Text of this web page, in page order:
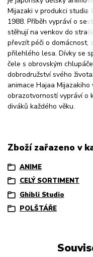
Mijazaki v produkci studia
1988. Příběh vypráví o
stěhují na venkov do
převzít péči o domácnost,
přilehlého lesa. Dívky se
čele s obrovským
dobrodružství svého
animace Hajaa
obrazotvorností vypráví o
diváků každého věku.
Zboží zařazeno v
ANIME
CELÝ SORTIMENT
Ghibli Studio
POLŠTÁŘE